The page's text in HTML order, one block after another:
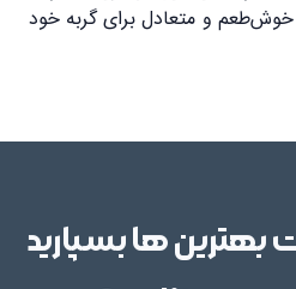
خوش‌طعم و متعادل برای گربه خود
بهترین ها بسپارید